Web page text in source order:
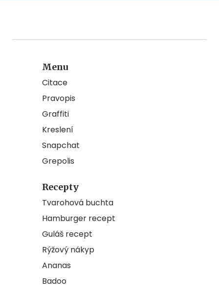
Menu
Citace
Pravopis
Graffiti
Kreslení
Snapchat
Grepolis
Recepty
Tvarohová buchta
Hamburger recept
Guláš recept
Rýžový nákyp
Ananas
Badoo